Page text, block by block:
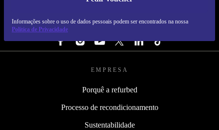
Informações sobre o uso de dados pessoais podem ser encontrados na nossa
Política de Privacidade
REFURBED PORTUGAL - RETHINK NEW.
SEGUE-NOS
EMPRESA
Porquê a refurbed
Processo de recondicionamento
Sustentabilidade